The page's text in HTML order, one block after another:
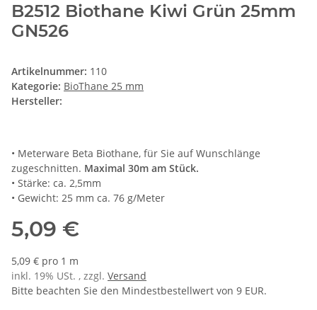
B2512 Biothane Kiwi Grün 25mm
GN526
Artikelnummer: 110
Kategorie: BioThane 25 mm
Hersteller:
• Meterware Beta Biothane, für Sie auf Wunschlänge
zugeschnitten. Maximal 30m am Stück.
• Stärke: ca. 2,5mm
• Gewicht: 25 mm ca. 76 g/Meter
5,09 €
5,09 € pro 1 m
inkl. 19% USt. , zzgl. Versand
Bitte beachten Sie den Mindestbestellwert von 9 EUR.